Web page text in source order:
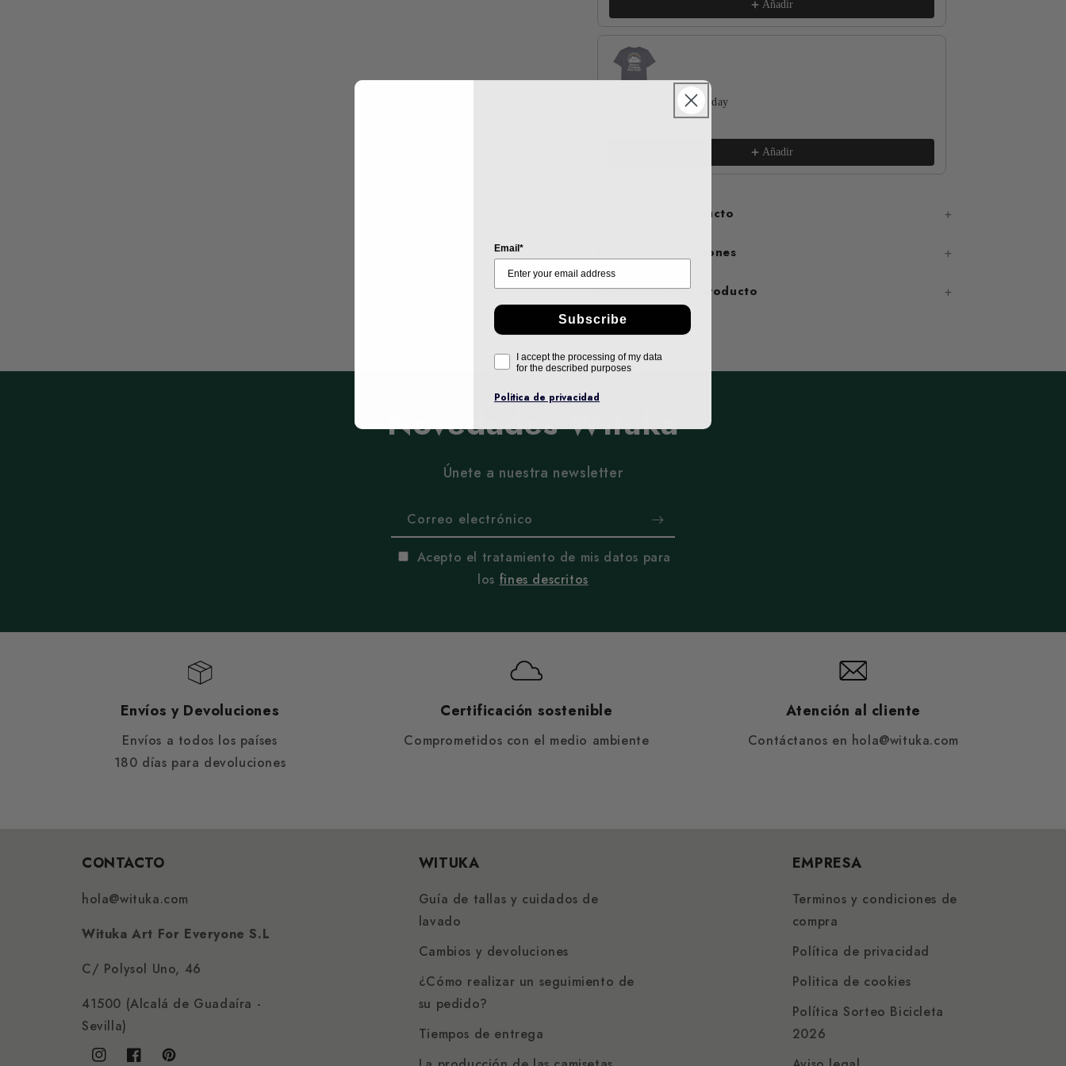
Añadir
Have a fucking nice day
xs / Lava Grey
Añadir
Detalles del producto
Envíos y Devoluciones
Información del producto
Novedades Wituka
Únete a nuestra newsletter
Correo electrónico
Acepto el tratamiento de mis datos para
los fines descritos
Envíos y Devoluciones
Envíos a todos los países
180 días para devoluciones
Certificación sostenible
Comprometidos con el medio ambiente
Atención al cliente
Contáctanos en hola@wituka.com
CONTACTO
hola@wituka.com
Wituka Art For Everyone S.L
C/ Polysol Uno, 46
41500 (Alcalá de Guadaíra -
Sevilla)
WITUKA
Guía de tallas y cuidados de
lavado
Cambios y devoluciones
¿Cómo realizar un seguimiento de
su pedido?
Tiempos de entrega
EMPRESA
Terminos y condiciones de
compra
Política de privacidad
Politica de cookies
Política Sorteo Bicicleta
2026
Email*
Subscribe
I accept the processing of my data
for the described purposes
Politica de privacidad